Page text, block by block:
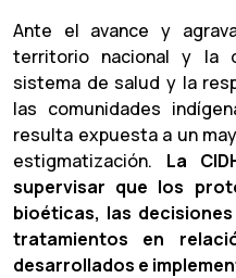
Ante el avance y
territorio nacional y la
sistema de salud y la
las comunidades
resulta expuesta a un
estigmatización. La
supervisar que los
bioéticas, las
tratamientos en
desarrollados e